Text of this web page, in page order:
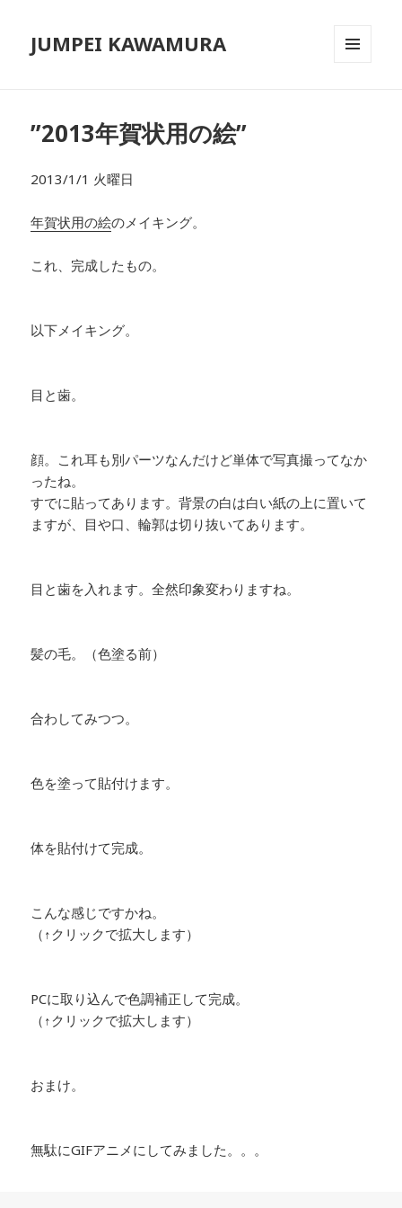
JUMPEI KAWAMURA
”2013年賀状用の絵”
2013/1/1 火曜日
年賀状用の絵のメイキング。
これ、完成したもの。
以下メイキング。
目と歯。
顔。これ耳も別パーツなんだけど単体で写真撮ってなか
ったね。
すでに貼ってあります。背景の白は白い紙の上に置いて
ますが、目や口、輪郭は切り抜いてあります。
目と歯を入れます。全然印象変わりますね。
髪の毛。（色塗る前）
合わしてみつつ。
色を塗って貼付けます。
体を貼付けて完成。
こんな感じですかね。
（↑クリックで拡大します）
PCに取り込んで色調補正して完成。
（↑クリックで拡大します）
おまけ。
無駄にGIFアニメにしてみました。。。